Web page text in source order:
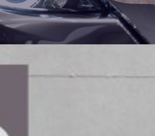
förändringar. Ökade
gör att många verkstäder
lärlingsplatser kan leda till
förståeligt att många företag är
att tänka långsiktigt och